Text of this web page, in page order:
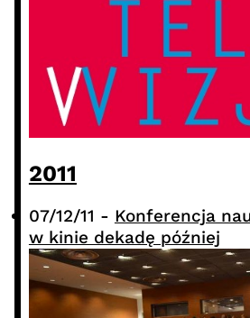
2011
07/12/11 - Konferencja
w kinie dekadę później